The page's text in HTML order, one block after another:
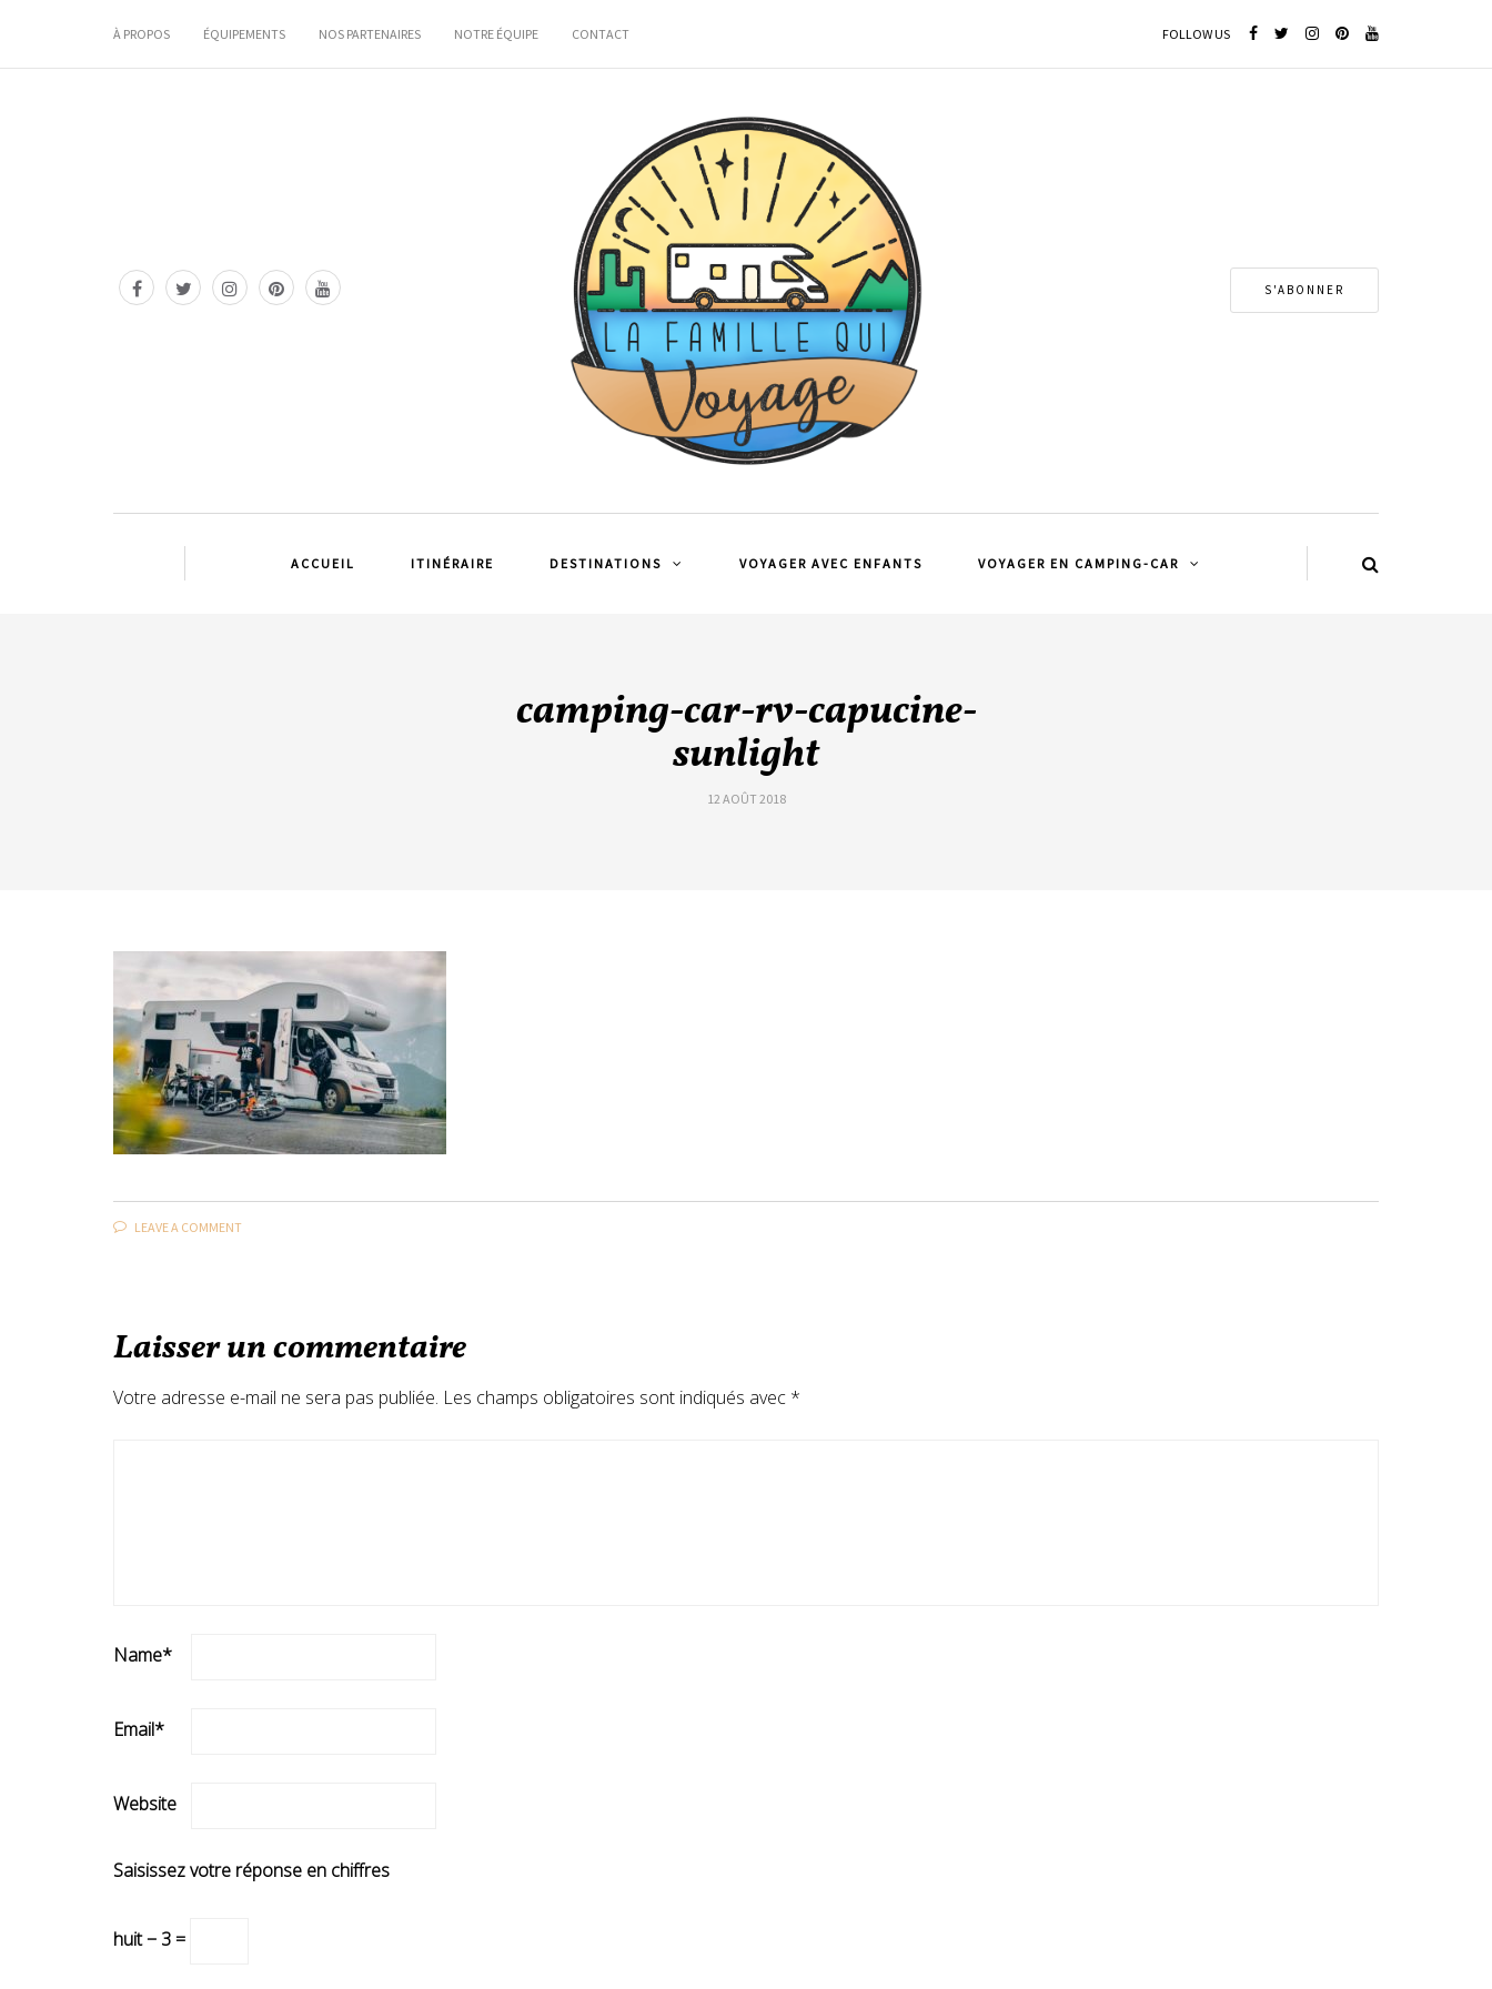
À PROPOS ÉQUIPEMENTS NOS PARTENAIRES NOTRE ÉQUIPE CONTACT FOLLOW US
S'ABONNER
ACCUEIL ITINÉRAIRE DESTINATIONS VOYAGER AVEC ENFANTS VOYAGER EN CAMPING-CAR
camping-car-rv-capucine-
sunlight
12 AOÛT 2018
LEAVE A COMMENT
Laisser un commentaire
Votre adresse e-mail ne sera pas publiée. Les champs obligatoires sont indiqués avec *
Name*
Email*
Website
Saisissez votre réponse en chiffres
huit − 3 =